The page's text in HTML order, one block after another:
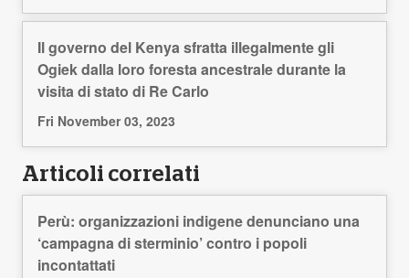
Il governo del Kenya sfratta illegalmente gli
Ogiek dalla loro foresta ancestrale durante la
visita di stato di Re Carlo
Fri November 03, 2023
Articoli correlati
Perù: organizzazioni indigene denunciano una
‘campagna di sterminio’ contro i popoli
incontattati